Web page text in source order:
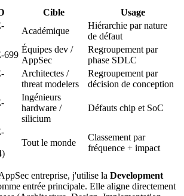
Cible
Usage
Académique
Hiérarchie par nature
de défaut
699
Équipes dev /
AppSec
Regroupement par
phase SDLC
Architectes /
threat modelers
Regroupement par
décision de conception
Ingénieurs
hardware /
silicium
Défauts chip et SoC
Tout le monde
Classement par
fréquence + impact
entreprise, j'utilise la Development
entrée principale. Elle aligne directement